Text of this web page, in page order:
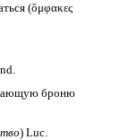
(ὄμφακες
броню
) Luc.